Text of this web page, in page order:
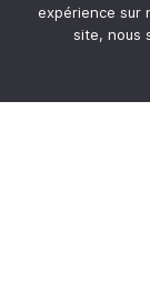
Adresse
Votre
expérience sur
site, nous